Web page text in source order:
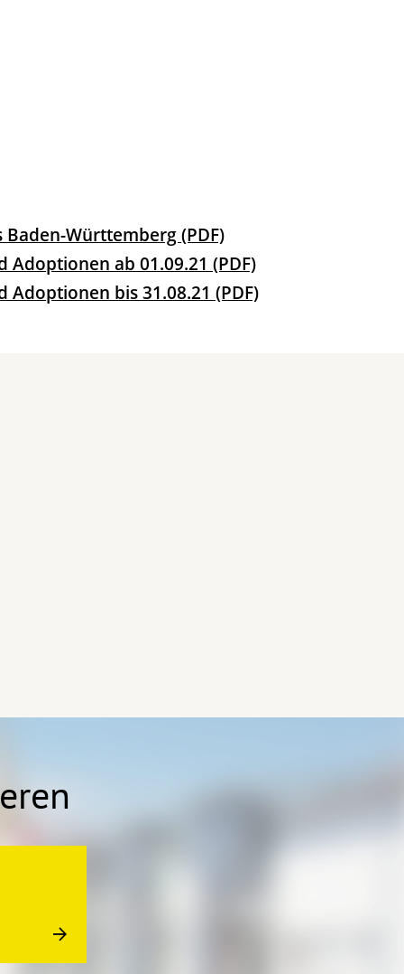
Württemberg (PDF)
ab 01.09.21 (PDF)
bis 31.08.21 (PDF)